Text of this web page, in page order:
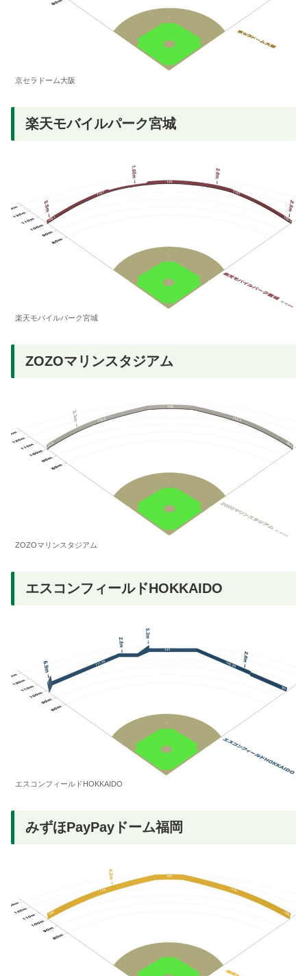
京セラドーム大阪
楽天モバイルパーク宮城
楽天モバイルパーク宮城
ZOZOマリンスタジアム
ZOZOマリンスタジアム
エスコンフィールドHOKKAIDO
エスコンフィールドHOKKAIDO
みずほPayPayドーム福岡